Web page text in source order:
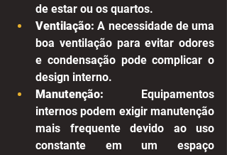
de estar ou os quartos.
Ventilação: A necessidade de uma
boa ventilação para evitar odores
e condensação pode complicar o
design interno.
Manutenção: Equipamentos
internos podem exigir manutenção
mais frequente devido ao uso
constante em um espaço